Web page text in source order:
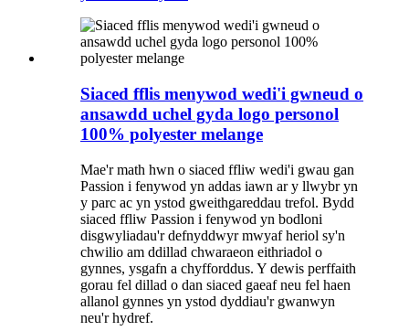
Siaced fflis menywod wedi'i gwneud o
ansawdd uchel gyda logo personol
100% polyester melange
Mae'r math hwn o siaced ffliw wedi'i gwau gan
Passion i fenywod yn addas iawn ar y llwybr yn
y parc ac yn ystod gweithgareddau trefol. Bydd
siaced ffliw Passion i fenywod yn bodloni
disgwyliadau'r defnyddwyr mwyaf heriol sy'n
chwilio am ddillad chwaraeon eithriadol o
gynnes, ysgafn a chyfforddus. Y dewis perffaith
gorau fel dillad o dan siaced gaeaf neu fel haen
allanol gynnes yn ystod dyddiau'r gwanwyn
neu'r hydref.